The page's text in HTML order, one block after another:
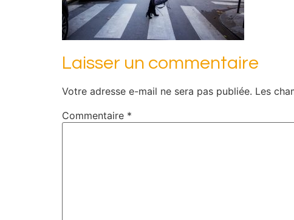
Laisser un commentaire
Votre adresse e-mail ne sera pas publiée. Les
Commentaire *